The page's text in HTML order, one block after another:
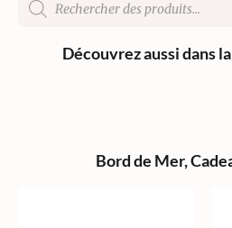
Découvrez aussi dans
Bord de Mer,